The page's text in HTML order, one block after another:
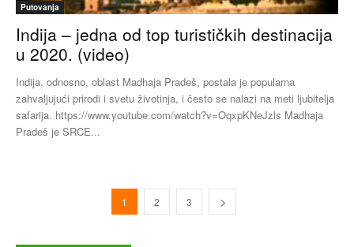
Putovanja
Indija – jedna od top turističkih destinacija
u 2020. (video)
Indija, odnosno, oblast Madhaja Pradeš, postala je popularna
zahvaljujući prirodi i svetu životinja, i često se nalazi na meti ljubitelja
safarija. https://www.youtube.com/watch?v=OqxpKNeJzls Madhaja
Pradeš je SRCE...
1 2 3